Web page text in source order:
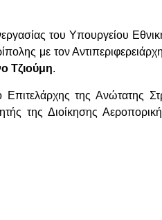
του Υπουργείου
με τον
Τζιούμη.
της Ανώτατης
της Διοίκησης